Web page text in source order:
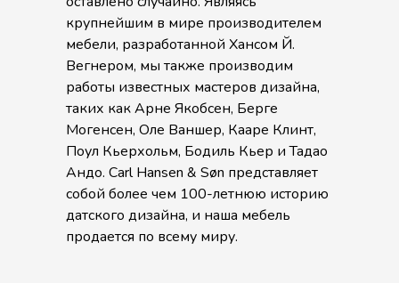
крупнейшим в мире производителем
мебели, разработанной Хансом Й.
Вегнером, мы также производим
работы известных мастеров дизайна,
таких как Арне Якобсен, Берге
Могенсен, Оле Ваншер, Кааре Клинт,
Поул Кьерхольм, Бодиль Кьер и Тадао
Андо. Carl Hansen & Søn представляет
собой более чем 100-летнюю историю
датского дизайна, и наша мебель
продается по всему миру.